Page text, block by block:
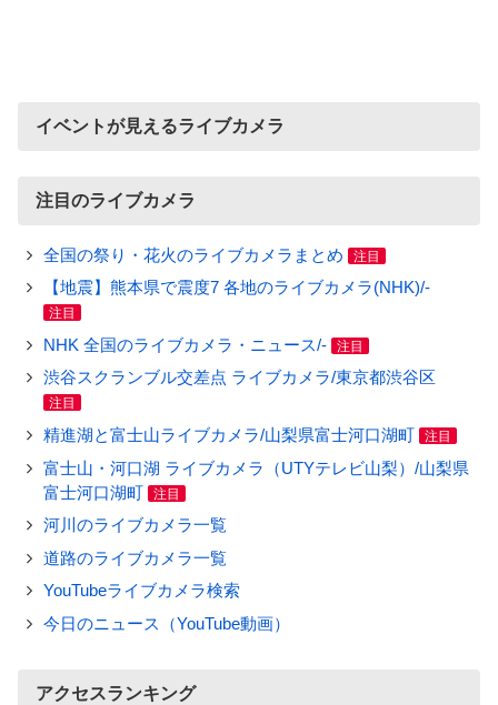
イベントが見えるライブカメラ
注目のライブカメラ
全国の祭り・花火のライブカメラまとめ 注目
【地震】熊本県で震度7 各地のライブカメラ(NHK)/-
注目
NHK 全国のライブカメラ・ニュース/- 注目
渋谷スクランブル交差点 ライブカメラ/東京都渋谷区
注目
精進湖と富士山ライブカメラ/山梨県富士河口湖町 注目
富士山・河口湖 ライブカメラ（UTYテレビ山梨）/山梨県
富士河口湖町
注目
河川のライブカメラ一覧
道路のライブカメラ一覧
YouTubeライブカメラ検索
今日のニュース（YouTube動画）
アクセスランキング